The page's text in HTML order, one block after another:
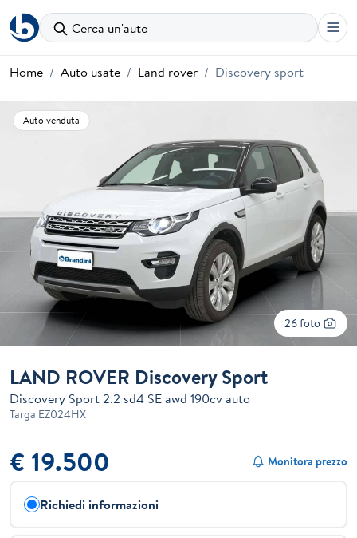
Cerca un'auto
Home Auto usate Land rover Discovery sport
Auto venduta
26 foto
LAND ROVER Discovery Sport
Discovery Sport 2.2 sd4 SE awd 190cv auto
Targa EZ024HX
€ 19.500 Monitora prezzo
Richiedi informazioni